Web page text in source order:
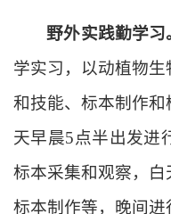
野外实践勤学习
学实习，以动植物
和技能、标本制作和
天早晨5点半出发进
标本采集和观察， 白
标本制作等， 晚间进